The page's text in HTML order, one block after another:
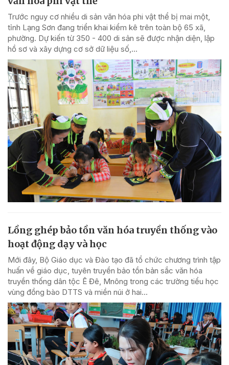
Trước nguy cơ nhiều di sản văn hóa phi vật thể bị mai một,
tỉnh Lạng Sơn đang triển khai kiểm kê trên toàn bộ 65 xã,
phường. Dự kiến từ 350 - 400 di sản sẽ được nhận diện, lập
hồ sơ và xây dựng cơ sở dữ liệu số,...
Lồng ghép bảo tồn văn hóa truyền thống vào
hoạt động dạy và học
Mới đây, Bộ Giáo dục và Đào tạo đã tổ chức chương trình tập
huấn về giáo dục, tuyên truyền bảo tồn bản sắc văn hóa
truyền thống dân tộc Ê Đê, Mnông trong các trường tiểu học
vùng đồng bào DTTS và miền núi ở hai...